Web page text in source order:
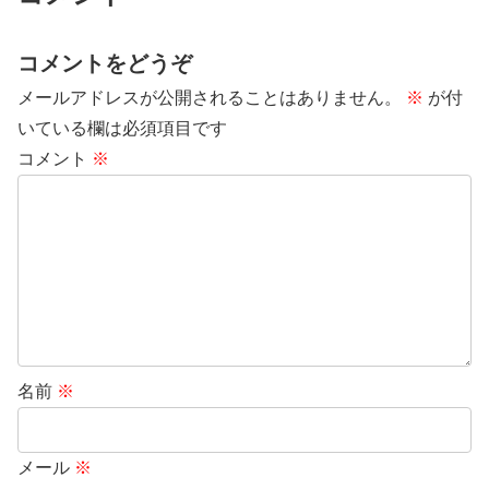
コメントをどうぞ
メールアドレスが公開されることはありません。 ※ が付
いている欄は必須項目です
コメント ※
名前 ※
メール ※